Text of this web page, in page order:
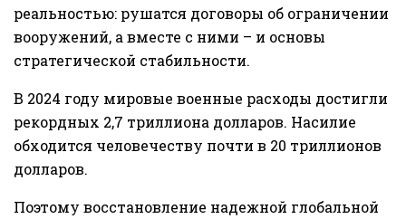
реальностью: рушатся договоры об ограничении
вооружений, а вместе с ними – и основы
стратегической стабильности.
В 2024 году мировые военные расходы достигли
рекордных 2,7 триллиона долларов. Насилие
обходится человечеству почти в 20 триллионов
долларов.
Поэтому восстановление надежной глобальной